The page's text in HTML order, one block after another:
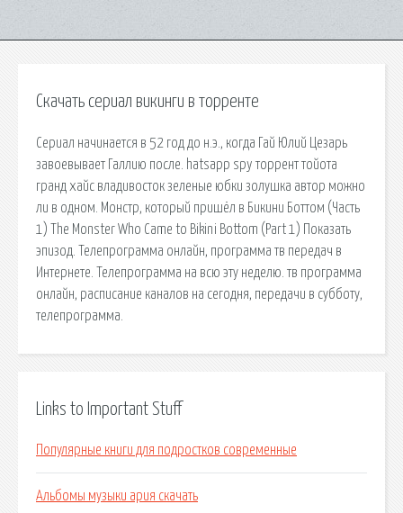
Скачать сериал викинги в торренте
Сериал начинается в 52 год до н.э., когда Гай Юлий Цезарь
завоевывает Галлию после. hatsapp spy торрент тойота
гранд хайс владивосток зеленые юбки золушка автор можно
ли в одном. Монстр, который пришёл в Бикини Боттом (Часть
1) The Monster Who Came to Bikini Bottom (Part 1) Показать
эпизод. Телепрограмма онлайн, программа тв передач в
Интернете. Телепрограмма на всю эту неделю. тв программа
онлайн, расписание каналов на сегодня, передачи в субботу,
телепрограмма.
Links to Important Stuff
Популярные книги для подростков современные
Альбомы музыки ария скачать